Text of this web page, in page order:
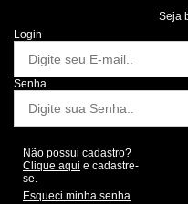
Seja
Login
Senha
Não possui cadastro?
Clique aqui e cadastre-
se.
Esqueci minha senha